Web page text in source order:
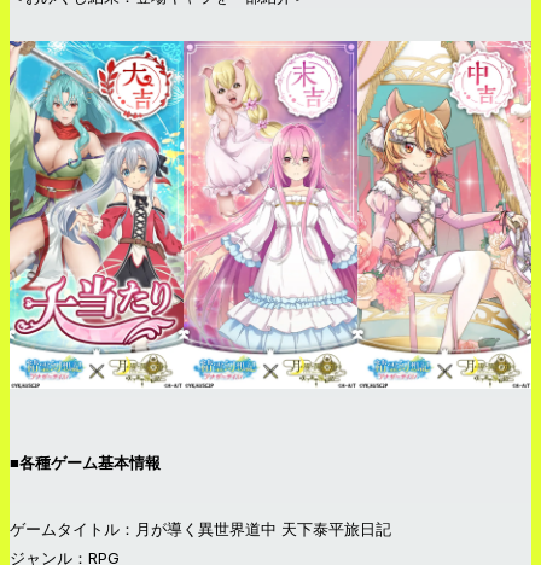
■各種ゲーム基本情報
ゲームタイトル：月が導く異世界道中 天下泰平旅日記
ジャンル：RPG